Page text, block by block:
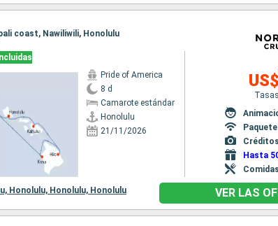
coast, Nawiliwili, Honolulu
Pride of America
8 d
Camarote estándar
Honolulu
21/11/2026
Hasta
Honolulu, Honolulu, Honolulu VER LAS